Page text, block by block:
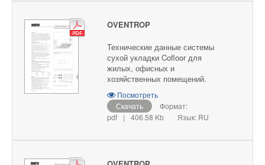
OVENTROP
Технические данные системы
сухой укладки Cofloor для
жилых, офисных и
хозяйственных помещений.
Посмотреть
Скачать
Формат:
pdf
| 406.58 Kb Язык: RU